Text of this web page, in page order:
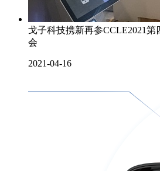
戈子科技携新再参CCLE2021
会
2021-04-16